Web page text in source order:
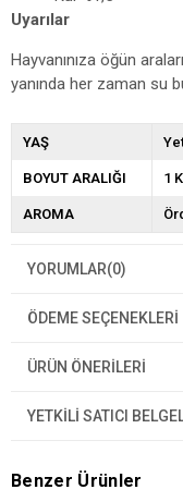
Uyarılar
Hayvanınıza öğün
yanında her zaman su
YAŞ
BOYUT ARALIĞI 1
AROMA
YORUMLAR(0)
ÖDEME SEÇENEKLERI
ÜRÜN ÖNERILERI
YETKİLİ SATICI
Benzer Ürünler